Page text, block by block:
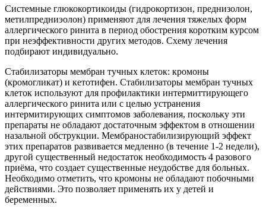
Системные глюкокортикоиды (гидрокортизон, преднизолон,
метилпредниэолон) применяют для лечения тяжелых форм
аллергического ринита в период обострения коротким курсом
при неэффективности других методов. Схему лечения
подбирают индивидуально.
Стабилизаторы мембран тучных клеток: кромоны
(кромогликат) и кетотифен. Стабилизаторы мембран тучных
клеток используют для профилактики интермиттирующего
аллергического ринита или с целью устранения
интермитирующих симптомов заболевания, поскольку эти
препараты не обладают достаточным эффектом в отношении
назальной обструкции. Мембраностабилизирующий эффект
этих препаратов развивается медленно (в течение 1-2 недели),
другой существенный недостаток необходимость 4 разового
приёма, что создает существенные неудобстве для больных.
Необходимо отметить, что кромоны не обладают побочными
действиями. Это позволяет применять их у детей и
беременных.